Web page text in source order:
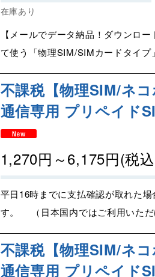
在庫あり
【メールでデータ納品！ダウンロ
て使う「物理SIM/SIMカードタイ
不課税【物理SIM/ネ
通信専用 プリペイド
1,270円 ～6,175円(税
平日16時までに支払確認が取れた
す。 （日本国内ではご利用いた
不課税【物理SIM/ネ
通信専用 プリペイド